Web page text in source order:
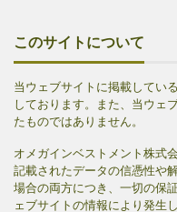
このサイトについて
当ウェブサイトに掲載してい
しております。また、当ウェ
たものではありません。
オメガインベストメント株式
記載されたデータの信憑性や
場合の両方につき、一切の保
ェブサイトの情報により発生